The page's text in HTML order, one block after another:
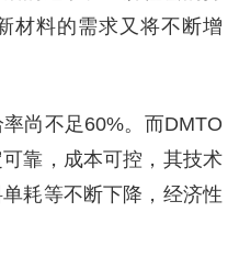
材料的需求又将不断增
尚不足60%。而DMTO
靠，成本可控，其技术
耗等不断下降，经济性